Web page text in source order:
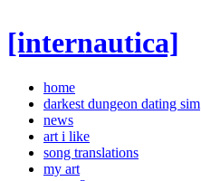
[internautica]
home
darkest dungeon dating sim
news
art i like
song translations
my art